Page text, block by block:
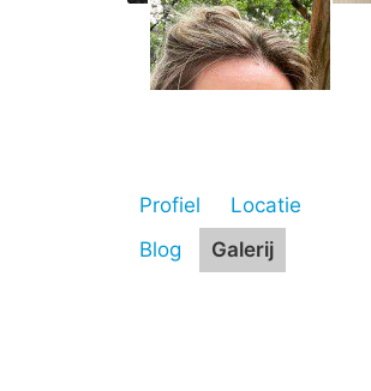
Profiel
Locatie
Blog
Galerij